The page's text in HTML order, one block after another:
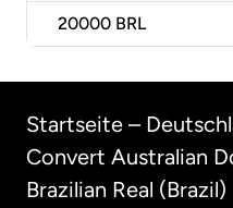
20000 BRL
Startseite –
Convert Australian
Brazilian Real (Brazil)